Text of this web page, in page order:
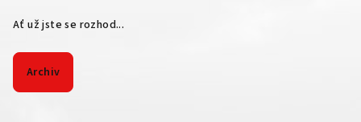
Ať už jste se rozhod...
Archiv